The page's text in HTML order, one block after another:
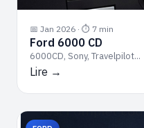
📅 Jan 2026 · ⏱ 7 min
Ford 6000 CD
6000CD, Sony, Travelpilot...
Lire →